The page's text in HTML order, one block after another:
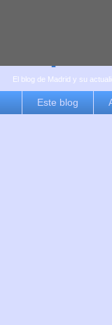
es por
El blog de Madrid y su
Este blog